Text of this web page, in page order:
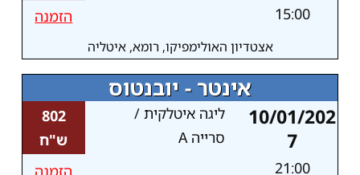
15:00
הזמנה
אצטדיון האולימפיקו, רומא, איטליה
אינטר - יובנטוס
10/01/202
7
21:00
ליגה איטלקית /
סרייה A
802
ש"ח
הזמנה